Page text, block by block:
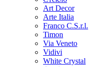
Art Decor
Arte Italia
Franco C.S.r.l.
Timon
Via Veneto
Vidivi
White Crystal